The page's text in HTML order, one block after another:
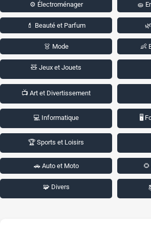
⚙️ Électroménager 🧽
💄 Beauté et Parfum
👗 Mode 👶
🧸 Jeux et Jouets
📺 Art et Divertissement
💻 Informatique 🖥️
🏆 Sports et Loisirs
🚗 Auto et Moto 🌻
🧩 Divers